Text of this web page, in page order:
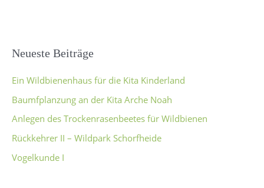
Neueste Beiträge
Ein Wildbienenhaus für die Kita Kinderland
Baumfplanzung an der Kita Arche Noah
Anlegen des Trockenrasenbeetes für Wildbienen
Rückkehrer II – Wildpark Schorfheide
Vogelkunde I